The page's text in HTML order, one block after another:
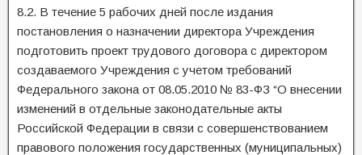
8.2. В течение 5 рабочих дней после издания
постановления о назначении директора Учреждения
подготовить проект трудового договора с директором
создаваемого Учреждения с учетом требований
Федерального закона от 08.05.2010 № 83-ФЗ “О внесении
изменений в отдельные законодательные акты
Российской Федерации в связи с совершенствованием
правового положения государственных (муниципальных)